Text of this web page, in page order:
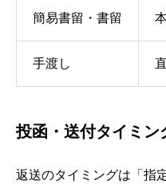
簡易書留・書留
手渡し
投函・送付タイミン
返送のタイミングは「指